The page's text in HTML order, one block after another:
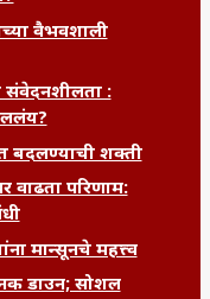
वैभवशाली
संवेदनशीलता :
बदलण्याची शक्ती
वाढता परिणाम:
मान्सूनचे महत्त्व
डाउन; सोशल